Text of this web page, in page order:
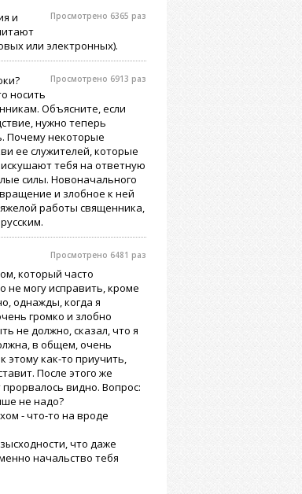
Просмотрено 6365 раз
и
или электронных).
Просмотрено 6913 раз
носить
Объясните, если
нужно теперь
Почему некоторые
ее служителей, которые
тебя на ответную
силы. Новоначального
и злобное к ней
работы священника,
Просмотрено 6481 раз
который часто
не могу исправить, кроме
однажды, когда я
громко и злобно
не должно, сказал, что я
в общем, очень
этому как-то приучить,
После этого же
видно. Вопрос:
не надо?
- что-то на вроде
что даже
начальство тебя